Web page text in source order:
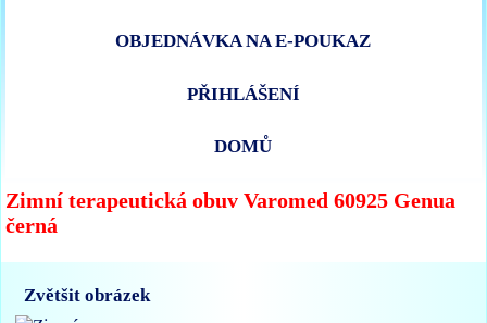
OBJEDNÁVKA NA E-POUKAZ
PŘIHLÁŠENÍ
DOMŮ
Zimní terapeutická obuv Varomed 60925 Genua
černá
Zvětšit obrázek